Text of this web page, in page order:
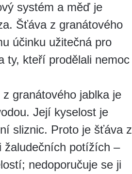
systém a měď je
Šťáva z granátového
účinku užitečná pro
ty, kteří prodělali nemoc
granátového jablka je
Její kyselost je
sliznic. Proto je šťáva z
žaludečních potížích –
nedoporučuje se ji